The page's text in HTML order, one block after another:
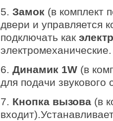
5. Замок (в комплект
двери и управляется
подключать как
электромеханические.
6. Динамик 1W (в
для подачи звукового
7. Кнопка вызова (в